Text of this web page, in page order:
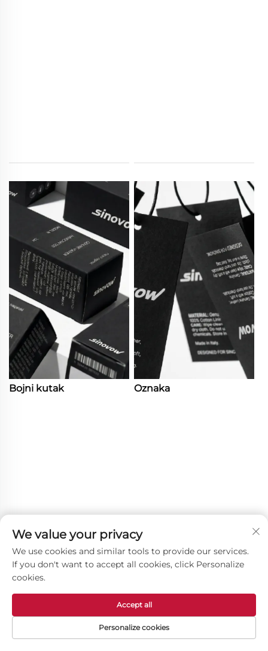
Bojni kutak Oznaka
We value your privacy
We use cookies and similar tools to provide our services.
If you don't want to accept all cookies, click Personalize
cookies.
Personalize cookies
Accept all